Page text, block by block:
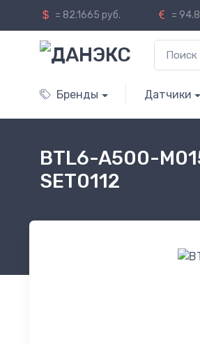
= 82.1665 руб. =
Бренды Датчики
BTL6-A500-
SET0112